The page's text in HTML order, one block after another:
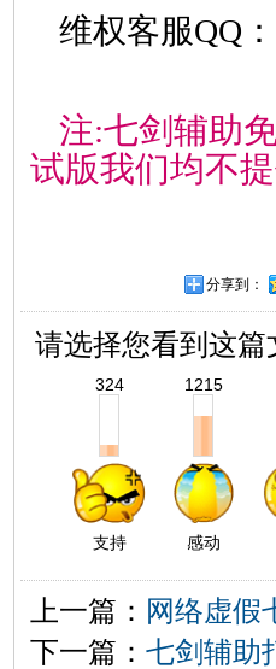
维权客服QQ
注:七剑辅助
试版我们均不
分享到：
请选择您看到这
324
支持
1215
感动
上一篇： 网络虚假
下一篇： 七剑辅助